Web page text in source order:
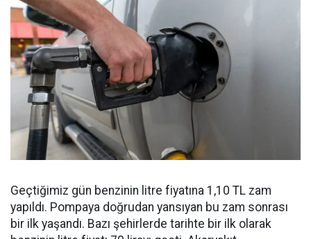
Geçtiğimiz gün benzinin litre fiyatına 1,10 TL zam
yapıldı. Pompaya doğrudan yansıyan bu zam sonrası
bir ilk yaşandı. Bazı şehirlerde tarihte bir ilk olarak